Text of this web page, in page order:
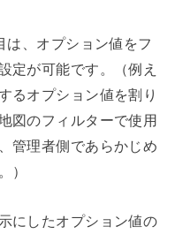
は、オプション値をフ
定が可能です。（例え
るオプション値を割り
図のフィルターで使用
管理者側であらかじめ
）
にしたオプション値の